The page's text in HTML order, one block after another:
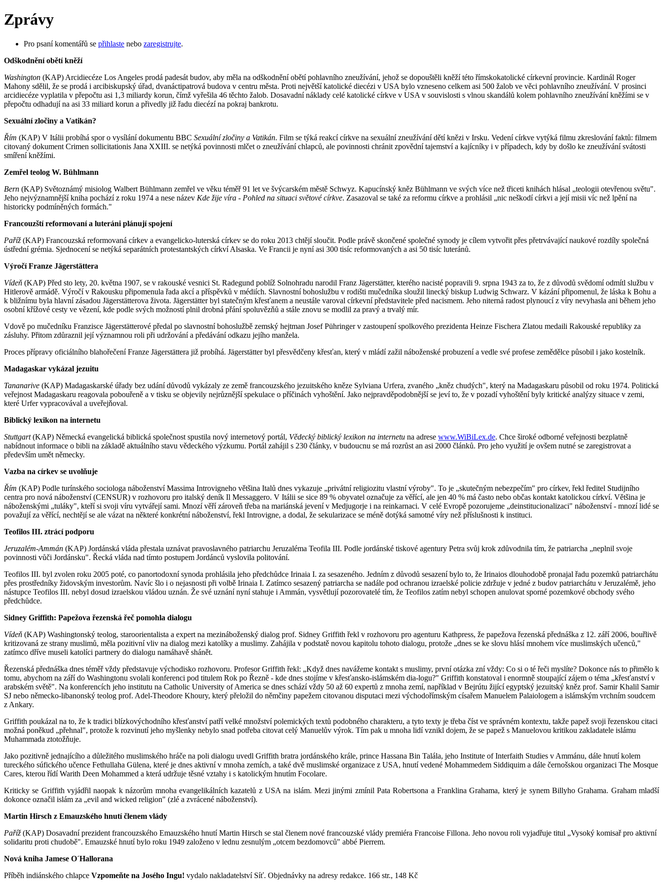
Zprávy
Pro psaní komentářů se přihlaste nebo zaregistrujte.
Odškodnění obětí kněží
Washington (KAP) Arcidiecéze Los Angeles prodá padesát budov, aby měla na odškodnění obětí pohlavního zneužívání, jehož se dopouštěli kněží této římskokatolické církevní provincie. Kardinál Roger
Mahony sdělil, že se prodá i arcibiskupský úřad, dvanáctipatrová budova v centru města. Proti největší katolické diecézi v USA bylo vzneseno celkem asi 500 žalob ve věci pohlavního zneužívání. V prosinci
arcidiecéze vyplatila v přepočtu asi 1,3 miliardy korun, čímž vyřešila 46 těchto žalob. Dosavadní náklady celé katolické církve v USA v souvislosti s vlnou skandálů kolem pohlavního zneužívání kněžími se v
přepočtu odhadují na asi 33 miliard korun a přivedly již řadu diecézí na pokraj bankrotu.
Sexuální zločiny a Vatikán?
Řím (KAP) V Itálii probíhá spor o vysílání dokumentu BBC Sexuální zločiny a Vatikán. Film se týká reakcí církve na sexuální zneužívání dětí knězi v Irsku. Vedení církve vytýká filmu zkreslování faktů: filmem
citovaný dokument Crimen sollicitationis Jana XXIII. se netýká povinnosti mlčet o zneužívání chlapců, ale povinnosti chránit zpovědní tajemství a kajícníky i v případech, kdy by došlo ke zneužívání svátosti
smíření kněžími.
Zemřel teolog W. Bühlmann
Bern (KAP) Světoznámý misiolog Walbert Bühlmann zemřel ve věku téměř 91 let ve švýcarském městě Schwyz. Kapucínský kněz Bühlmann ve svých více než třiceti knihách hlásal „teologii otevřenou světu".
Jeho nejvýznamnější kniha pochází z roku 1974 a nese název Kde žije víra - Pohled na situaci světové církve. Zasazoval se také za reformu církve a prohlásil „nic neškodí církvi a její misii víc než lpění na
historicky podmíněných formách."
Francouzští reformovaní a luteráni plánují spojení
Paříž(KAP) Francouzská reformovaná církev a evangelicko-luterská církev se do roku 2013 chtějí sloučit. Podle právě skončené společné synody je cílem vytvořit přes přetrvávající naukové rozdíly společná
ústřední grémia. Sjednocení se netýká separátních protestantských církví Alsaska. Ve Francii je nyní asi 300 tisíc reformovaných a asi 50 tisíc luteránů.
Výročí Franze Jägerstättera
Vídeň (KAP) Před sto lety, 20. května 1907, se v rakouské vesnici St. Radegund poblíž Solnohradu narodil Franz Jägerstätter, kterého nacisté popravili 9. srpna 1943 za to, že z důvodů svědomí odmítl službu v
Hitlerově armádě. Výročí v Rakousku připomenula řada akcí a příspěvků v médiích. Slavnostní bohoslužbu v rodišti mučedníka sloužil linecký biskup Ludwig Schwarz. V kázání připomenul, že láska k Bohu a
k bližnímu byla hlavní zásadou Jägerstätterova života. Jägerstätter byl statečným křesťanem a neustále varoval církevní představitele před nacismem. Jeho niterná radost plynoucí z víry nevyhasla ani během jeho
osobní křížové cesty ve vězení, kde podle svých možností plnil drobná přání spoluvězňů a stále znovu se modlil za pravý a trvalý mír.
Vdově po mučedníku Franzisce Jägerstätterové předal po slavnostní bohoslužbě zemský hejtman Josef Pühringer v zastoupení spolkového prezidenta Heinze Fischera Zlatou medaili Rakouské republiky za
zásluhy. Přitom zdůraznil její významnou roli při udržování a předávání odkazu jejího manžela.
Proces přípravy oficiálního blahořečení Franze Jägerstättera již probíhá. Jägerstätter byl přesvědčeny křesťan, který v mládí zažil náboženské probuzení a vedle své profese zemědělce působil i jako kostelník.
Madagaskar vykázal jezuitu
Tananarive (KAP) Madagaskarské úřady bez udání důvodů vykázaly ze země francouzského jezuitského kněze Sylviana Urfera, zvaného „kněz chudých", který na Madagaskaru působil od roku 1974. Politická
veřejnost Madagaskaru reagovala pobouřeně a v tisku se objevily nejrůznější spekulace o příčinách vyhoštění. Jako nejpravděpodobnější se jeví to, že v pozadí vyhoštění byly kritické analýzy situace v zemi,
které Urfer vypracovával a uveřejňoval.
Biblický lexikon na internetu
Stuttgart(KAP) Německá evangelická biblická společnost spustila nový internetový portál, Vědecký biblický lexikon na internetu na adrese www.WiBiLex.de. Chce široké odborné veřejnosti bezplatně
nabídnout informace o bibli na základě aktuálního stavu vědeckého výzkumu. Portál zahájil s 230 články, v budoucnu se má rozrůst an asi 2000 článků. Pro jeho využití je ovšem nutné se zaregistrovat a
především umět německy.
Vazba na církev se uvolňuje
Řím (KAP) Podle turínského sociologa náboženství Massima Introvigneho většina Italů dnes vykazuje „privátní religiozitu vlastní výroby". To je „skutečným nebezpečím" pro církev, řekl ředitel Studijního
centra pro nová náboženství (CENSUR) v rozhovoru pro italský deník Il Messaggero. V Itálii se sice 89 % obyvatel označuje za věřící, ale jen 40 % má často nebo občas kontakt katolickou církví. Většina je
náboženskými „tuláky", kteří si svoji víru vytvářejí sami. Mnozí věří zároveň třeba na mariánská jevení v Medjugorje i na reinkarnaci. V celé Evropě pozorujeme „deinstitucionalizaci" náboženství - mnozí lidé se
považují za věřící, nechtějí se ale vázat na některé konkrétní náboženství, řekl Introvigne, a dodal, že sekularizace se méně dotýká samotné víry než příslušnosti k instituci.
Teofilos III. ztrácí podporu
Jeruzalém-Ammán (KAP) Jordánská vláda přestala uznávat pravoslavného patriarchu Jeruzaléma Teofila III. Podle jordánské tiskové agentury Petra svůj krok zdůvodnila tím, že patriarcha „neplnil svoje
povinnosti vůči Jordánsku". Řecká vláda nad tímto postupem Jordánců vyslovila politování.
Teofilos III. byl zvolen roku 2005 poté, co panortodoxní synoda prohlásila jeho předchůdce Irinaia I. za sesazeného. Jedním z důvodů sesazení bylo to, že Irinaios dlouhodobě pronajal řadu pozemků patriarchátu
přes prostředníky židovským investorům. Navíc šlo i o nejasnosti při volbě Irinaia I. Zatímco sesazený patriarcha se nadále pod ochranou izraelské policie zdržuje v jedné z budov patriarchátu v Jeruzalémě, jeho
nástupce Teofilos III. nebyl dosud izraelskou vládou uznán. Že své uznání nyní stahuje i Ammán, vysvětlují pozorovatelé tím, že Teofilos zatím nebyl schopen anulovat sporné pozemkové obchody svého
předchůdce.
Sidney Griffith: Papežova řezenská řeč pomohla dialogu
Vídeň (KAP) Washingtonský teolog, staroorientalista a expert na mezináboženský dialog prof. Sidney Griffith řekl v rozhovoru pro agenturu Kathpress, že papežova řezenská přednáška z 12. září 2006, bouřlivě
kritizovaná ze strany muslimů, měla pozitivní vliv na dialog mezi katolíky a muslimy. Zahájila v podstatě novou kapitolu tohoto dialogu, protože „dnes se ke slovu hlásí mnohem více muslimských učenců,"
zatímco dříve museli katolíci partnery do dialogu namáhavě shánět.
Řezenská přednáška dnes téměř vždy představuje východisko rozhovoru. Profesor Griffith řekl: „Když dnes navážeme kontakt s muslimy, první otázka zní vždy: Co si o té řeči myslíte? Dokonce nás to přimělo k
tomu, abychom na září do Washingtonu svolali konferenci pod titulem Rok po Řezně - kde dnes stojíme v křesťansko-islámském dia-logu?" Griffith konstatoval i enormně stoupající zájem o téma „křesťanství v
arabském světě". Na konferencích jeho institutu na Catholic University of America se dnes schází vždy 50 až 60 expertů z mnoha zemí, například v Bejrútu žijící egyptský jezuitský kněz prof. Samir Khalil Samir
SJ nebo německo-libanonský teolog prof. Adel-Theodore Khoury, který přeložil do němčiny papežem citovanou disputaci mezi východořímským císařem Manuelem Palaiologem a islámským vrchním soudcem
z Ankary.
Griffith poukázal na to, že k tradici blízkovýchodního křesťanství patří velké množství polemických textů podobného charakteru, a tyto texty je třeba číst ve správném kontextu, takže papež svoji řezenskou citaci
možná poněkud „přehnal", protože k rozvinutí jeho myšlenky nebylo snad potřeba citovat celý Manuelův výrok. Tím pak u mnoha lidí vznikl dojem, že se papež s Manuelovou kritikou zakladatele islámu
Muhammada ztotožňuje.
Jako pozitivně jednajícího a důležitého muslimského hráče na poli dialogu uvedl Griffith bratra jordánského krále, prince Hassana Bin Talála, jeho Institute of Interfaith Studies v Ammánu, dále hnutí kolem
tureckého súfického učence Fethullaha Gülena, které je dnes aktivní v mnoha zemích, a také dvě muslimské organizace z USA, hnutí vedené Mohammedem Siddiquim a dále černošskou organizaci The Mosque
Cares, kterou řídí Warith Deen Mohammed a která udržuje těsné vztahy i s katolickým hnutím Focolare.
Kriticky se Griffith vyjádřil naopak k názorům mnoha evangelikálních kazatelů z USA na islám. Mezi jinými zmínil Pata Robertsona a Franklina Grahama, který je synem Billyho Grahama. Graham mladší
dokonce označil islám za „evil and wicked religion" (zlé a zvrácené náboženství).
Martin Hirsch z Emauzského hnutí členem vlády
Paříž(KAP) Dosavadní prezident francouzského Emauzského hnutí Martin Hirsch se stal členem nové francouzské vlády premiéra Francoise Fillona. Jeho novou roli vyjadřuje titul „Vysoký komisař pro aktivní
solidaritu proti chudobě". Emauzské hnutí bylo roku 1949 založeno v lednu zesnulým „otcem bezdomovců" abbé Pierrem.
Nová kniha Jamese O´Hallorana
Příběh indiánského chlapce Vzpomeňte na Josého Ingu! vydalo nakladatelství Síť. Objednávky na adresy redakce. 166 str., 148 Kč